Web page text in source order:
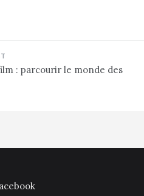
: parcourir le monde des